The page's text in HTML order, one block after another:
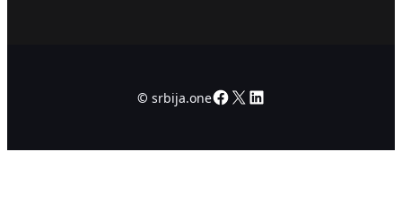
© srbija.oneFacebook
X LinkedIn